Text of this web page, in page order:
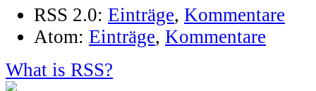
RSS 2.0: Einträge, Kommentare
Atom: Einträge, Kommentare
What is RSS?